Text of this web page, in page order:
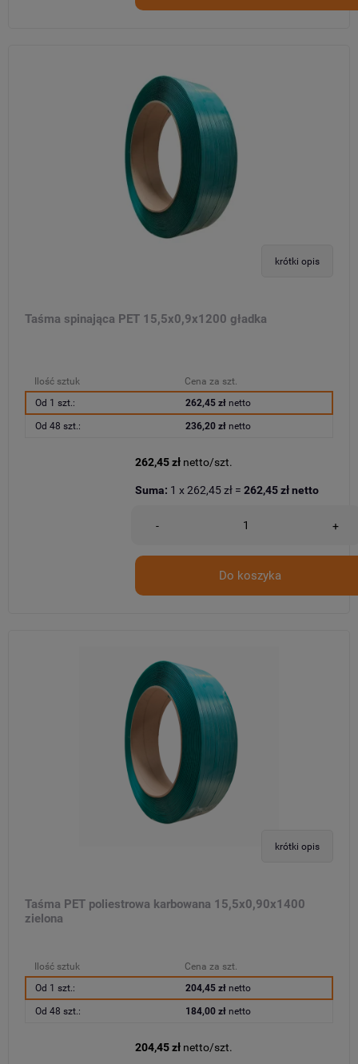
krótki opis
Taśma spinająca PET 15,5x0,9x1200 gładka
Ilość sztuk
Cena za szt.
Od 1 szt.:
262,45 złnetto
Od 48 szt.: 236,20 złnetto
262,45 zł netto/szt.
- +
Do koszyka
Suma: 1 x262,45 zł = 262,45 złnetto
krótki opis
Taśma PET poliestrowa karbowana 15,5x0,90x1400
zielona
Ilość sztuk
Cena za szt.
Od 1 szt.:
204,45 złnetto
Od 48 szt.: 184,00 złnetto
204,45 zł netto/szt.